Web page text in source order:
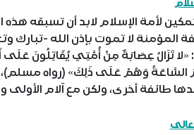
لأمة الإسلام لابد أن تسبقه هذه
المؤمنة لا تموت بإذن الله -تبارك
تَزَالُ عِصَابَةٌ مِنْ أُمَّتِي يُقَاتِلُونَ عَلَى
السَّاعَةُ وَهُمْ عَلَى ذَلِكَ» (رواه مسلم)،
طائفة أخرى، ولكن مع آلام الأولى